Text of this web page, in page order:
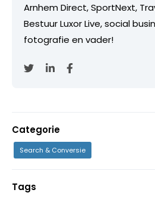
Arnhem Direct, SportNext,
Bestuur Luxor Live, social
fotografie en vader!
Categorie
Search & Conversie
Tags